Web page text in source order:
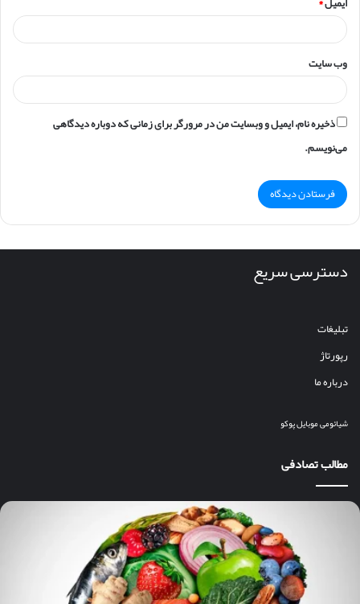
وب‌ سایت
ذخیره نام، ایمیل و وبسایت من در مرورگر برای زمانی که دوباره دیدگاهی
می‌نویسم.
دسترسی سریع
تبلیغات
رپورتاژ
درباره ما
شیائومیموبایلپوکو
مطالب تصادفی